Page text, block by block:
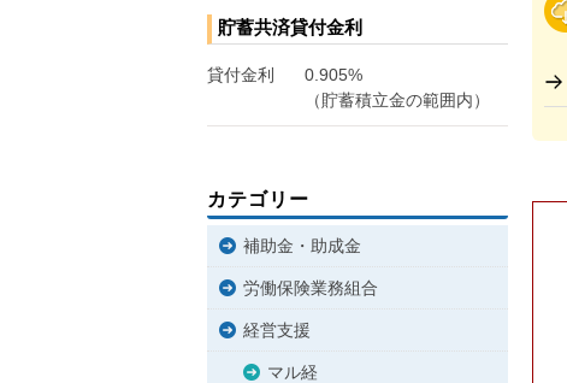
貯蓄共済貸付金利
貸付金利
0.905%
（貯蓄積立金の範囲内）
カテゴリー
補助金・助成金
労働保険業務組合
経営支援
マル経